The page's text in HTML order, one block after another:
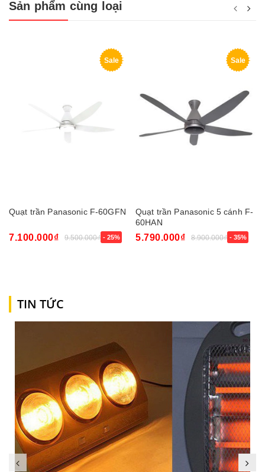
Sản phẩm cùng loại
Sale
Quạt trần Panasonic F-60GFN
7.100.000₫ 9.500.000₫ - 25%
Sale
Quạt trần Panasonic 5 cánh F-
60HAN
5.790.000₫ 8.900.000₫ - 35%
TIN TỨC